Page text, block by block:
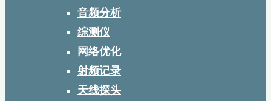
音频分析
综测仪
网络优化
射频记录
天线探头